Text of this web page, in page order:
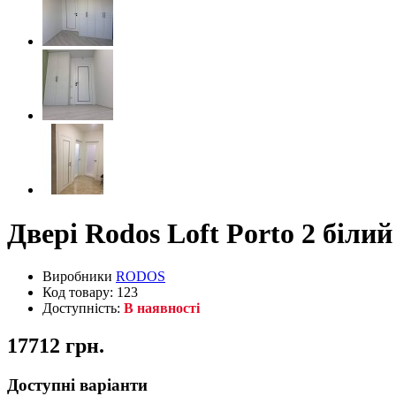
Двері Rodos Loft Porto 2
Виробники RODOS
Код товару: 123
Доступність: В наявності
17712 грн.
Доступні варіанти